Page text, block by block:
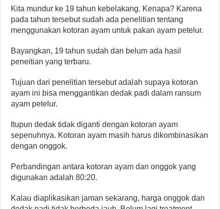
Kita mundur ke 19 tahun kebelakang. Kenapa? Karena
pada tahun tersebut sudah ada penelitian tentang
menggunakan kotoran ayam untuk pakan ayam petelur.
Bayangkan, 19 tahun sudah dan belum ada hasil
peneitian yang terbaru.
Tujuan dari penelitian tersebut adalah supaya kotoran
ayam ini bisa menggantikan dedak padi dalam ransum
ayam petelur.
Itupun dedak tidak diganti dengan kotoran ayam
sepenuhnya. Kotoran ayam masih harus dikombinasikan
dengan onggok.
Perbandingan antara kotoran ayam dan onggok yang
digunakan adalah 80:20.
Kalau diaplikasikan jaman sekarang, harga onggok dan